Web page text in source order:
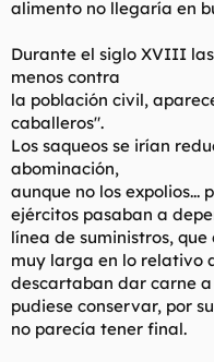
alimento no llegaría en
Durante el siglo XVIII
menos contra
la población civil,
caballeros".
Los saqueos se irían
abominación,
aunque no los expolios...
ejércitos pasaban a
línea de suministros,
muy larga en lo relativo
descartaban dar carne
pudiese conservar, por
no parecía tener final.